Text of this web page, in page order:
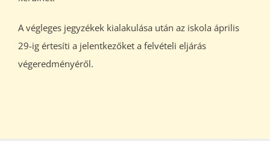
A végleges jegyzékek kialakulása után az iskola április
29-ig értesíti a jelentkezőket a felvételi eljárás
végeredményéről.